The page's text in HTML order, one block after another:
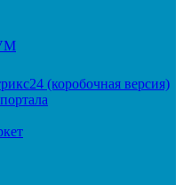
(коробочная версия)